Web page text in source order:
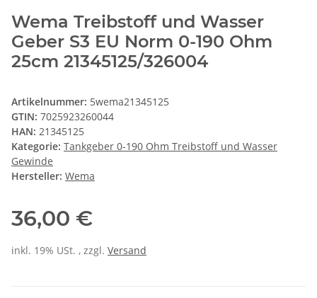
Wema Treibstoff und Wasser
Geber S3 EU Norm 0-190 Ohm
25cm 21345125/326004
Artikelnummer: 5wema21345125
GTIN: 7025923260044
HAN: 21345125
Kategorie: Tankgeber 0-190 Ohm Treibstoff und Wasser
Gewinde
Hersteller: Wema
36,00 €
inkl. 19% USt. , zzgl. Versand